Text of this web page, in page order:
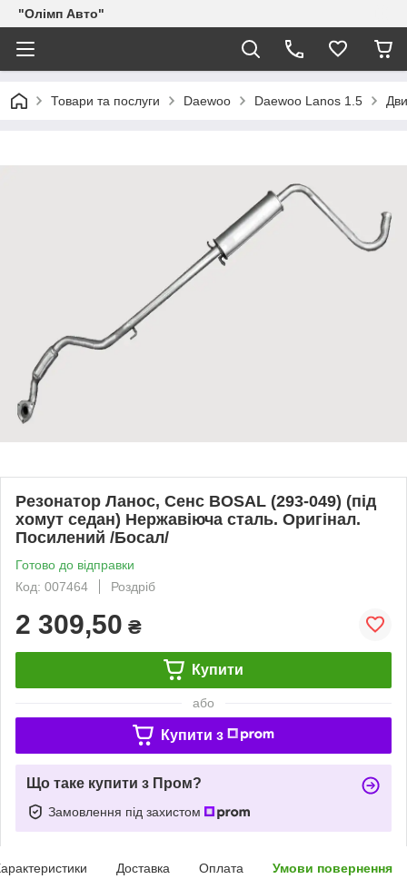
"Олімп Авто"
Товари та послуги Daewoo Daewoo Lanos 1.5
Резонатор Ланос, Сенс BOSAL (293-049) (під
хомут седан) Нержавіюча сталь. Оригінал.
Посилений /Босал/
Готово до відправки
Код: 007464
Роздріб
2 309,50 ₴
Купити
або
Купити з
Що таке купити з Пром?
Замовлення під захистом
Доставка Оплата Умови повернення